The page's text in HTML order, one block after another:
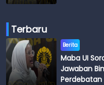
Terbaru
Berita
Maba UI
Jawaban
Perdebatan